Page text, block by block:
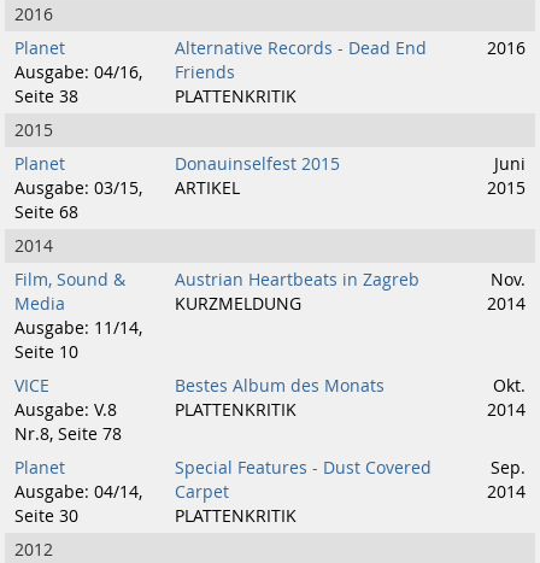
2016
Planet
Ausgabe: 04/16,
Seite 38
Alternative Records - Dead End
Friends
PLATTENKRITIK
2016
2015
Planet
Ausgabe: 03/15,
Seite 68
Donauinselfest 2015
ARTIKEL
Juni
2015
2014
Film, Sound &
Media
Ausgabe: 11/14,
Seite 10
Austrian Heartbeats in Zagreb
KURZMELDUNG
Nov.
2014
VICE
Ausgabe: V.8
Nr.8, Seite 78
Bestes Album des Monats
PLATTENKRITIK
Okt.
2014
Planet
Ausgabe: 04/14,
Seite 30
Special Features - Dust Covered
Carpet
PLATTENKRITIK
Sep.
2014
2012